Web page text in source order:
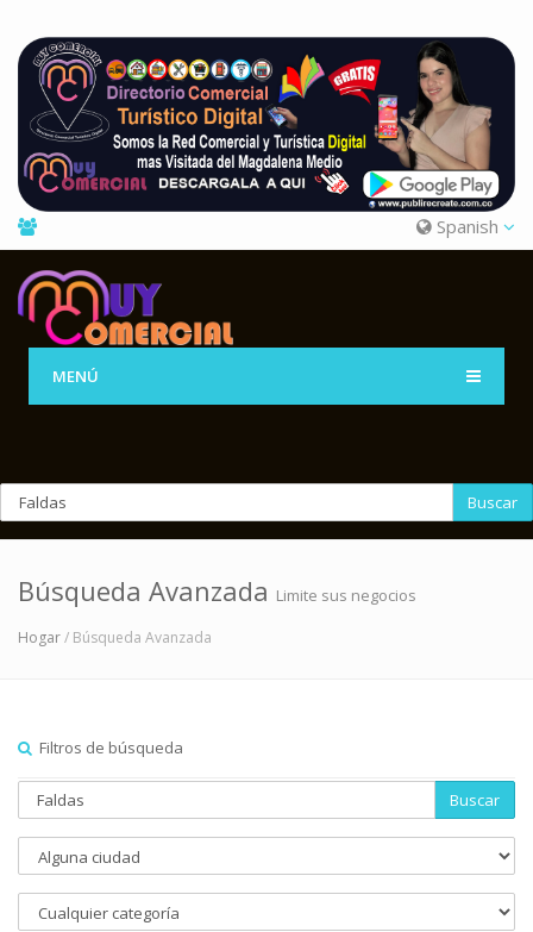
Spanish
MENÚ
Buscar
Búsqueda Avanzada Limite sus negocios
Hogar/ Búsqueda Avanzada
Filtros de búsqueda
Buscar